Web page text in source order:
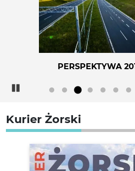
PERSPEKTYWA
Kurier Żorski